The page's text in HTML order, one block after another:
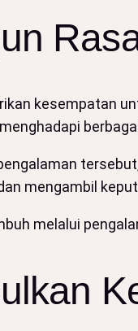
kesempatan
mengambil
melalui